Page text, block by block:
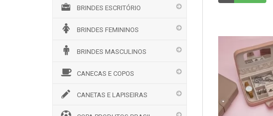
BRINDES ESCRITÓRIO
BRINDES FEMININOS
BRINDES MASCULINOS
CANECAS E COPOS
CANETAS E LAPISEIRAS